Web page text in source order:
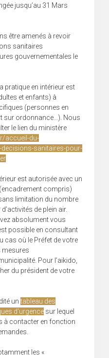
jusqu’au 31 Mars
être amenés à revoir
sanitaires
gouvernementales le
pratique en intérieur est
et enfants) à
(personnes en
sur ordonnance…). Nous
le lien du ministère
accueil-du-
sanitaires-pour-
est autorisée avec un
compris)
limitation du nombre
de plein air.
absolument vous
possible en consultant
cas où le Préfet de votre
mesures
Pour l’aikido,
du président de votre
un tableau des
d’urgence sur lequel
à contacter en fonction
les «